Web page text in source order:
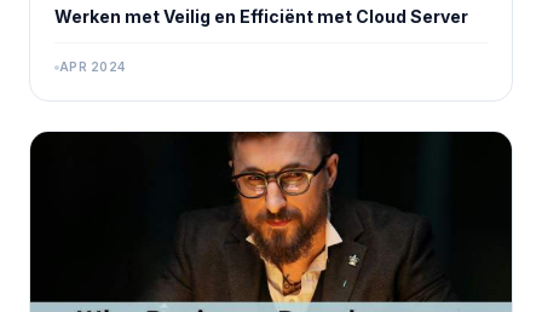
Werken met Veilig en Efficiënt met Cloud Server
APR 2024